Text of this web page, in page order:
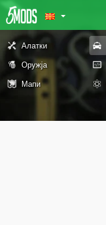
Алатки
Оружја
Мапи